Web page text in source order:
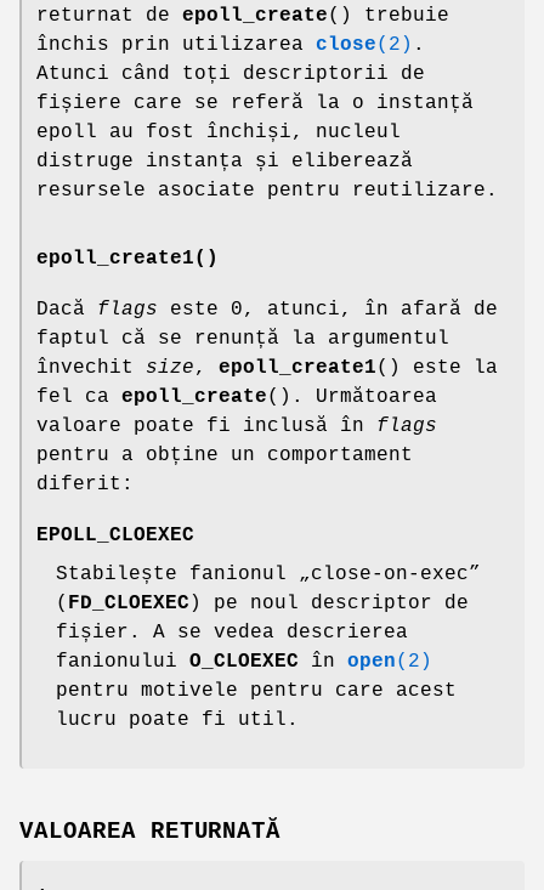
returnat de epoll_create() trebuie
închis prin utilizarea close(2) .
Atunci când toți descriptorii de
fișiere care se referă la o instanță
epoll au fost închiși, nucleul
distruge instanța și eliberează
resursele asociate pentru reutilizare.
epoll_create1()
Dacă flags este 0, atunci, în afară de
faptul că se renunță la argumentul
învechit size, epoll_create1() este la
fel ca epoll_create(). Următoarea
valoare poate fi inclusă în flags
pentru a obține un comportament
diferit:
EPOLL_CLOEXEC
Stabilește fanionul „close-on-exec”
( FD_CLOEXEC ) pe noul descriptor de
fișier. A se vedea descrierea
fanionului O_CLOEXEC în open(2)
pentru motivele pentru care acest
lucru poate fi util.
VALOAREA RETURNATĂ